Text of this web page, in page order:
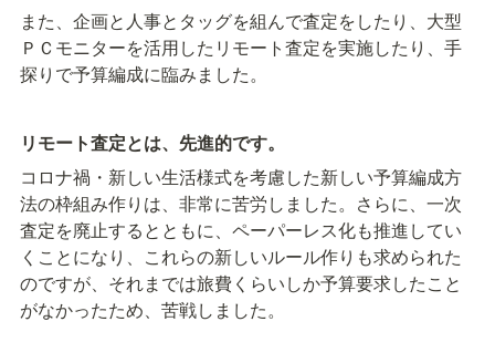
また、企画と人事とタッグを組んで査定をしたり、大型
ＰＣモニターを活用したリモート査定を実施したり、手
探りで予算編成に臨みました。
リモート査定とは、先進的です。
コロナ禍・新しい生活様式を考慮した新しい予算編成方
法の枠組み作りは、非常に苦労しました。さらに、一次
査定を廃止するとともに、ペーパーレス化も推進してい
くことになり、これらの新しいルール作りも求められた
のですが、それまでは旅費くらいしか予算要求したこと
がなかったため、苦戦しました。